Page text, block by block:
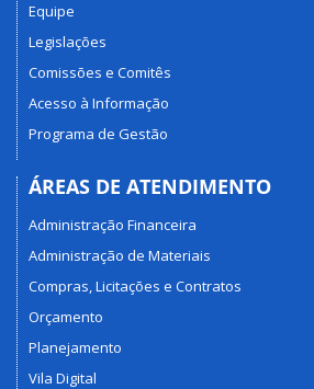
Equipe
Legislações
Comissões e Comitês
Acesso à Informação
Programa de Gestão
ÁREAS DE ATENDIMENTO
Administração Financeira
Administração de Materiais
Compras, Licitações e Contratos
Orçamento
Planejamento
Vila Digital